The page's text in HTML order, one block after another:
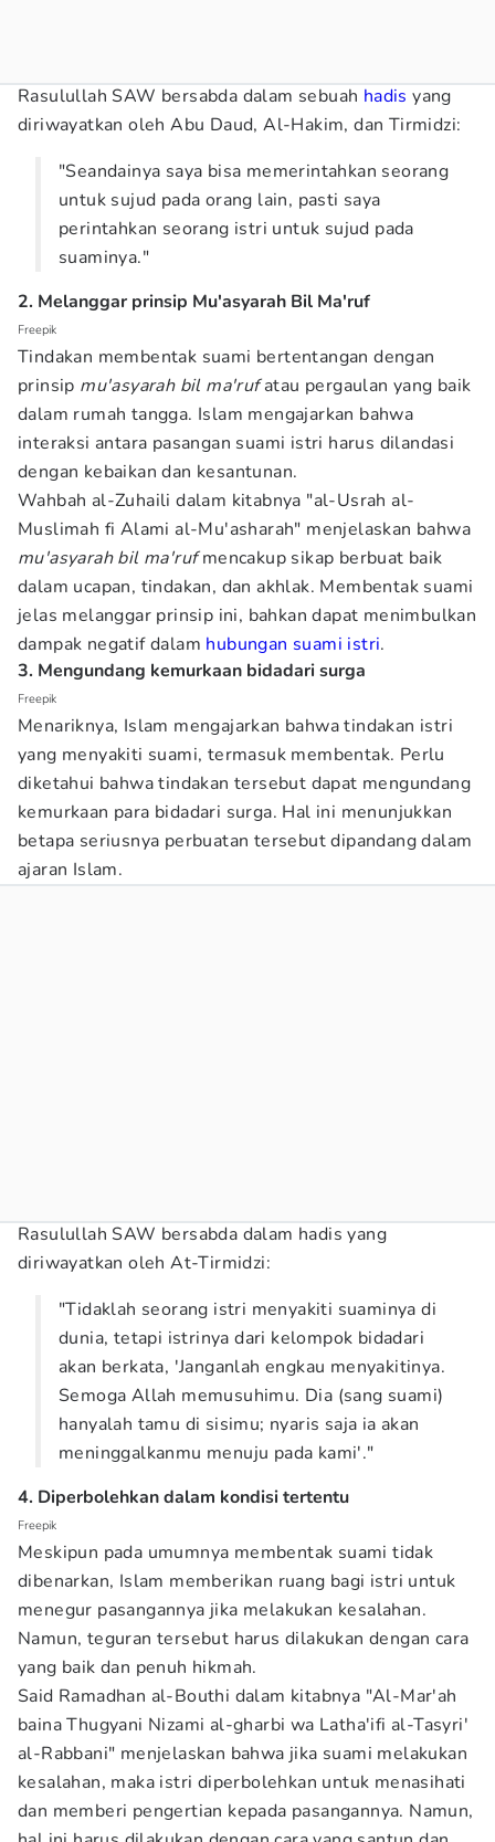
Rasulullah SAW bersabda dalam sebuah hadis yang
diriwayatkan oleh Abu Daud, Al-Hakim, dan Tirmidzi:
"Seandainya saya bisa memerintahkan seorang
untuk sujud pada orang lain, pasti saya
perintahkan seorang istri untuk sujud pada
suaminya."
2. Melanggar prinsip Mu'asyarah Bil Ma'ruf
Freepik
Tindakan membentak suami bertentangan dengan
prinsip mu'asyarah bil ma'rufatau pergaulan yang baik
dalam rumah tangga. Islam mengajarkan bahwa
interaksi antara pasangan suami istri harus dilandasi
dengan kebaikan dan kesantunan.
Wahbah al-Zuhaili dalam kitabnya "al-Usrah al-
Muslimah fi Alami al-Mu'asharah" menjelaskan bahwa
mu'asyarah bil ma'rufmencakup sikap berbuat baik
dalam ucapan, tindakan, dan akhlak. Membentak suami
jelas melanggar prinsip ini, bahkan dapat menimbulkan
dampak negatif dalam hubungan suami istri.
3. Mengundang kemurkaan bidadari surga
Freepik
Menariknya, Islam mengajarkan bahwa tindakan istri
yang menyakiti suami, termasuk membentak. Perlu
diketahui bahwa tindakan tersebut dapat mengundang
kemurkaan para bidadari surga. Hal ini menunjukkan
betapa seriusnya perbuatan tersebut dipandang dalam
ajaran Islam.
Rasulullah SAW bersabda dalam hadis yang
diriwayatkan oleh At-Tirmidzi:
"Tidaklah seorang istri menyakiti suaminya di
dunia, tetapi istrinya dari kelompok bidadari
akan berkata, 'Janganlah engkau menyakitinya.
Semoga Allah memusuhimu. Dia (sang suami)
hanyalah tamu di sisimu; nyaris saja ia akan
meninggalkanmu menuju pada kami'."
4. Diperbolehkan dalam kondisi tertentu
Freepik
Meskipun pada umumnya membentak suami tidak
dibenarkan, Islam memberikan ruang bagi istri untuk
menegur pasangannya jika melakukan kesalahan.
Namun, teguran tersebut harus dilakukan dengan cara
yang baik dan penuh hikmah.
Said Ramadhan al-Bouthi dalam kitabnya "Al-Mar'ah
baina Thugyani Nizami al-gharbi wa Latha'ifi al-Tasyri'
al-Rabbani" menjelaskan bahwa jika suami melakukan
kesalahan, maka istri diperbolehkan untuk menasihati
dan memberi pengertian kepada pasangannya. Namun,